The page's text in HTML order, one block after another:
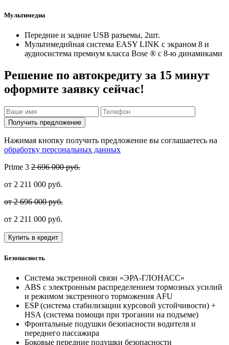
Мультимедиа
Передние и задние USB разъемы, 2шт.
Мультимедийная система EASY LINK c экраном 8 и
аудиосистема премиум класса Bose ® с 8-ю динамиками
Решение по автокредиту за 15 минут
оформите заявку сейчас!
Получить предложение
Нажимая кнопку получить предложение вы соглашаетесь на
обработку персональных данных
Prime 3 2 696 000 руб.
от 2 211 000 руб.
от 2 696 000 руб.
от 2 211 000 руб.
Купить в кредит
Безопасность
Система экстренной связи «ЭРА-ГЛОНАСС»
ABS с электронным распределением тормозных усилий
и режимом экстренного торможения AFU
ESP (система стабилизации курсовой устойчивости) +
HSА (система помощи при трогании на подъеме)
Фронтальные подушки безопасности водителя и
переднего пассажира
Боковые передние подушки безопасности